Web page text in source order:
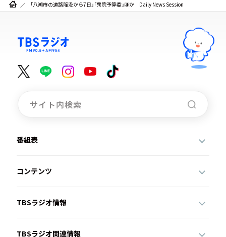
「八潮市の道路陥没から7日」「衆院予算委」ほか Daily News Session
番組表
コンテンツ
TBSラジオ情報
TBSラジオ関連情報